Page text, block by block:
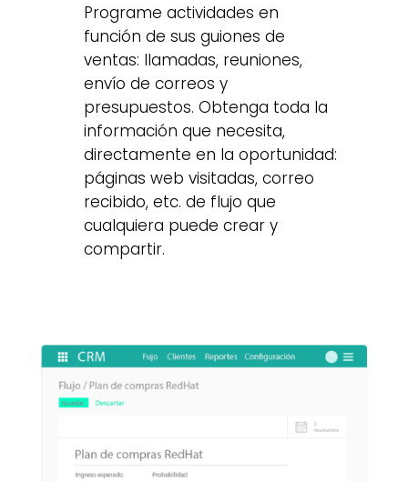
Programe actividades en
función de sus guiones de
ventas: llamadas, reuniones,
envío de correos y
presupuestos. Obtenga toda la
información que necesita,
directamente en la oportunidad:
páginas web visitadas, correo
recibido, etc. de flujo que
cualquiera puede crear y
compartir.